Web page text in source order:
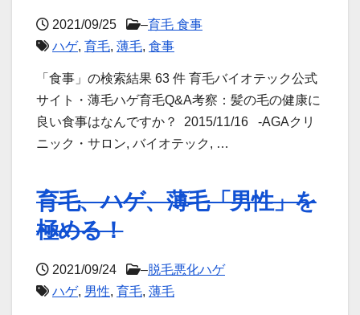
2021/09/25 –育毛 食事
ハゲ, 育毛, 薄毛, 食事
「食事」の検索結果 63 件 育毛バイオテック公式
サイト・薄毛ハゲ育毛Q&A考察：髪の毛の健康に
良い食事はなんですか？ 2015/11/16 -AGAクリ
ニック・サロン, バイオテック, …
育毛、ハゲ、薄毛「男性」を
極める！
2021/09/24 –脱毛悪化ハゲ
ハゲ, 男性, 育毛, 薄毛